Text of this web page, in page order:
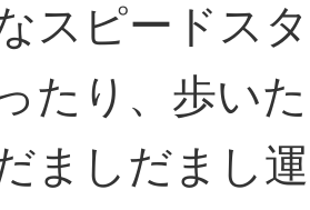
スピードス
たり、歩い
ましだまし